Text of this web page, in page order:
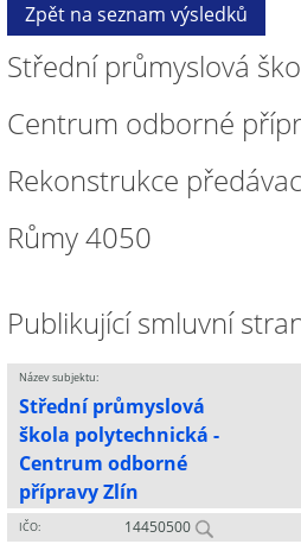
Zpět na seznam výsledků
Střední průmyslová
Centrum odborné
Rekonstrukce
Růmy 4050
Publikující smluvní
Název subjektu:
Střední průmyslová
škola polytechnická -
Centrum odborné
přípravy Zlín
IČO: 14450500